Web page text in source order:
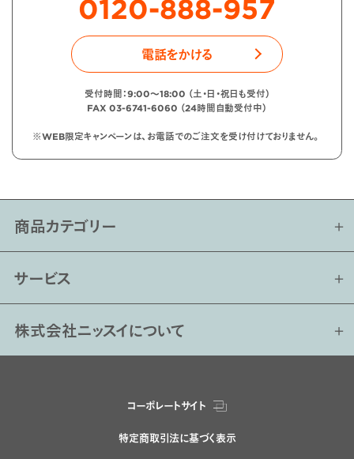
電話をかける
受付時間：9:00〜18:00 （土・日・祝日も受付）
FAX 03-6741-6060 （24時間自動受付中）
※WEB限定キャンペーンは、お電話でのご注文を受け付けておりません。
商品カテゴリー
サービス
株式会社ニッスイについて
コーポレートサイト
特定商取引法に基づく表示